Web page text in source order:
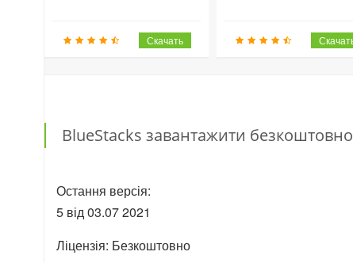
BlueStacks завантажити безкоштовно
Остання версія:
5 від03.072021
Ліцензія: Безкоштовно